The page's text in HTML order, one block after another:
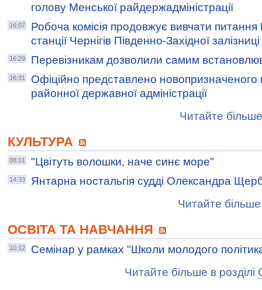
голову Менської райдержадміністрації
16:07
Робоча комісія продовжує вивчати питання
станції Чернігів Південно-Західної залізниці
16:29 Перевізникам дозволили самим
16:31
Офіційно представлено новопризначеного
районної державної адміністрації
Читайте
КУЛЬТУРА
08:01 "Цвітуть волошки, наче синє море"
14:33
Янтарна ностальгія судді Олександра
Читайте більше
ОСВІТА ТА НАВЧАННЯ
10:12
Семінар у рамках "Школи молодого
Читайте більше в розділі